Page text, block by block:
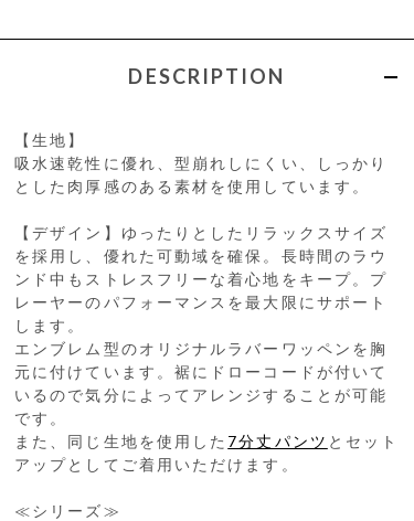
DESCRIPTION
【生地】
吸水速乾性に優れ、型崩れしにくい、しっかり
とした肉厚感のある素材を使用しています。
【デザイン】ゆったりとしたリラックスサイズ
を採用し、優れた可動域を確保。長時間のラウ
ンド中もストレスフリーな着心地をキープ。プ
レーヤーのパフォーマンスを最大限にサポート
します。
エンブレム型のオリジナルラバーワッペンを胸
元に付けています。裾にドローコードが付いて
いるので気分によってアレンジすることが可能
です。
また、同じ生地を使用した 7分丈パンツ とセット
アップとしてご着用いただけます。
≪シリーズ≫